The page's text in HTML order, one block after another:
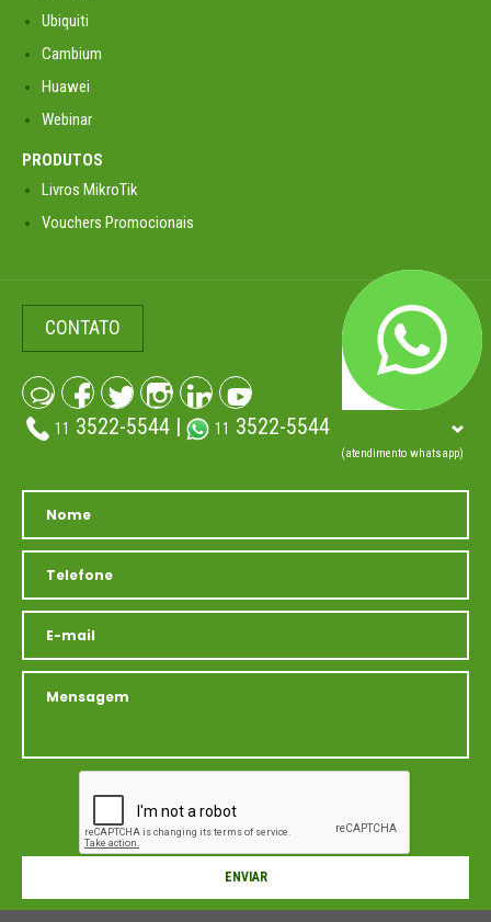
Ubiquiti
Cambium
Huawei
Webinar
PRODUTOS
Livros MikroTik
Vouchers Promocionais
CONTATO
11 3522-5544 | 11 3522-5544
(atendimento whatsapp)